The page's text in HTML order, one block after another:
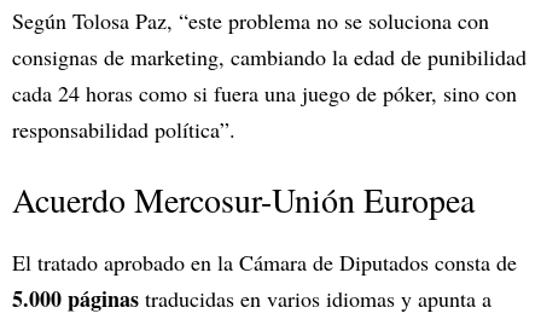
Según Tolosa Paz, “este problema no se soluciona con
consignas de marketing, cambiando la edad de punibilidad
cada 24 horas como si fuera una juego de póker, sino con
responsabilidad política”.
Acuerdo Mercosur-Unión Europea
El tratado aprobado en la Cámara de Diputados consta de
5.000 páginas traducidas en varios idiomas y apunta a